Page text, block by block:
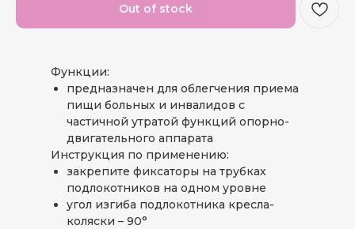
Out of stock
Функции:
предназначен для облегчения приема
пищи больных и инвалидов с
частичной утратой функций опорно-
двигательного аппарата
Инструкция по применению:
закрепите фиксаторы на трубках
подлокотников на одном уровне
угол изгиба подлокотника кресла-
коляски – 90°